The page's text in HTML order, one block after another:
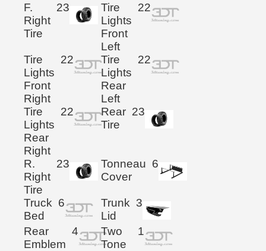
F.
Right
Tire
23
Tire
Lights
Front
Left
22
Tire
Lights
Front
Right
22
Tire
Lights
Rear
Left
22
Tire
Lights
Rear
Right
22
Rear
Tire
23
R.
Right
Tire
23
Tonneau
Cover
6
Truck
Bed
6
Trunk
Lid
3
Rear
Emblem
4
Two
Tone
1